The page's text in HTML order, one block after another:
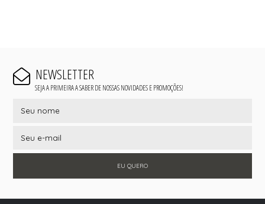
NEWSLETTER
SEJA A PRIMEIRA A SABER DE NOSSAS NOVIDADES E PROMOÇÕES!
EU QUERO